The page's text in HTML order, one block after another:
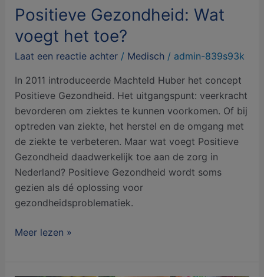
Positieve Gezondheid: Wat
voegt het toe?
Laat een reactie achter / Medisch/ admin-839s93k
In 2011 introduceerde Machteld Huber het concept
Positieve Gezondheid. Het uitgangspunt: veerkracht
bevorderen om ziektes te kunnen voorkomen. Of bij
optreden van ziekte, het herstel en de omgang met
de ziekte te verbeteren. Maar wat voegt Positieve
Gezondheid daadwerkelijk toe aan de zorg in
Nederland? Positieve Gezondheid wordt soms
gezien als dé oplossing voor
gezondheidsproblematiek.
Meer lezen »